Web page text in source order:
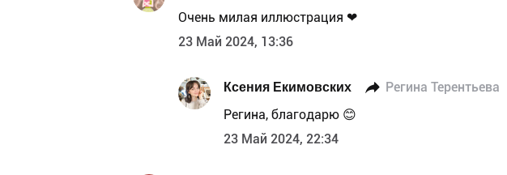
Очень милая иллюстрация ❤
23 Май 2024, 13:36
Ксения Екимовских Регина Терентьева
Регина, благодарю 😊
23 Май 2024, 22:34